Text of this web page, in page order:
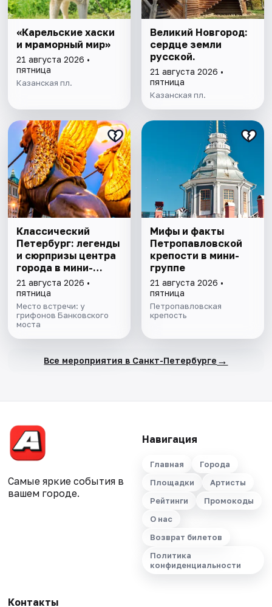
«Карельские хаски
и мраморный мир»
21 августа 2026 •
пятница
Казанская пл.
Великий Новгород:
сердце земли
русской.
21 августа 2026 •
пятница
Казанская пл.
Классический
Петербург: легенды
и сюрпризы центра
города в мини-
группе
21 августа 2026 •
пятница
Место встречи: у
грифонов Банковского
моста
Мифы и факты
Петропавловской
крепости в мини-
группе
21 августа 2026 •
пятница
Петропавловская
крепость
Все мероприятия в Санкт-Петербурге →
Самые яркие события в
вашем городе.
Навигация
Главная
Города
Площадки
Артисты
Рейтинги
Промокоды
О нас
Возврат билетов
Политика
конфиденциальности
Контакты